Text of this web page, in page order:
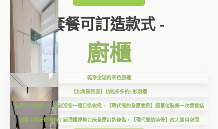
套餐可訂造款式 -
廚櫃
乾淨企理的灰色廚櫃
【北角陳列室】功能多多的L形廚櫃
全屋冇位收納？玄關到浴室一體訂造傢俬，【現代簡約全屋案例】細單位裝修一次過搞掂
細單位轉身位唔夠？到頂櫃連地台床全屋訂造傢俬，【現代簡約裝修】放大實用空間